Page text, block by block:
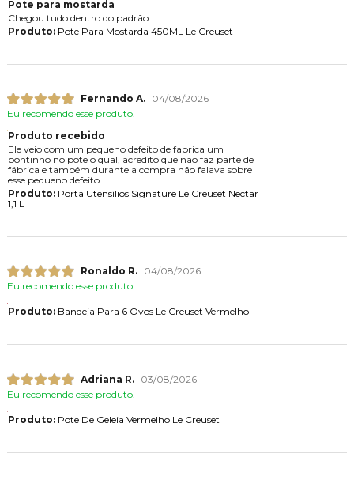
Pote para mostarda
Chegou tudo dentro do padrão
Produto:Pote Para Mostarda 450ML Le Creuset
Fernando A.
04/08/2026
Eu recomendo esse produto.
Produto recebido
Ele veio com um pequeno defeito de fabrica um
pontinho no pote o qual, acredito que não faz parte de
fábrica e também durante a compra não falava sobre
esse pequeno defeito.
Produto:Porta Utensílios Signature Le Creuset Nectar
1,1 L
Ronaldo R.
04/08/2026
Eu recomendo esse produto.
Produto:Bandeja Para 6 Ovos Le Creuset Vermelho
Adriana R.
03/08/2026
Eu recomendo esse produto.
Produto:Pote De Geleia Vermelho Le Creuset